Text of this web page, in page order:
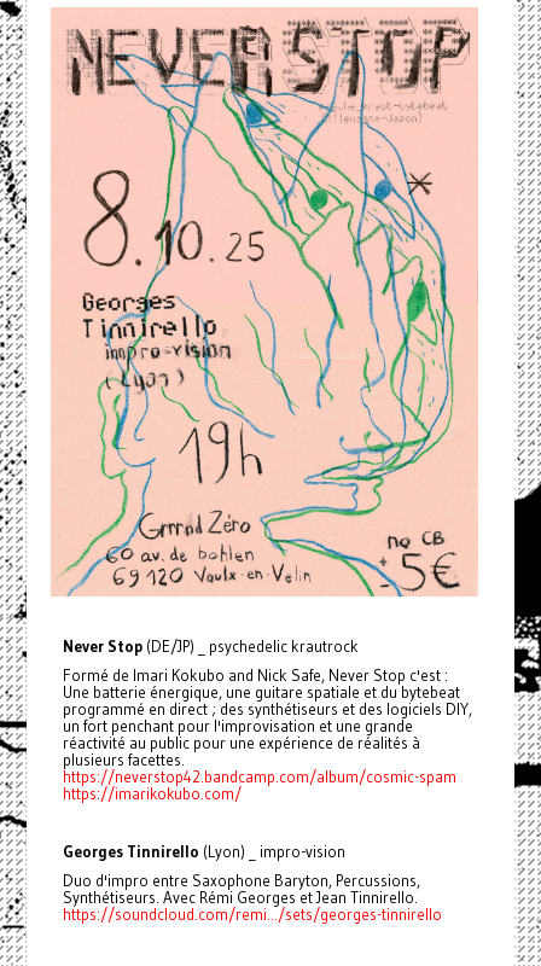
Never Stop(DE/JP) _ psychedelic krautrock
Formé de Imari Kokubo and Nick Safe, Never Stop c'est :
Une batterie énergique, une guitare spatiale et du bytebeat
programmé en direct ; des synthétiseurs et des logiciels DIY,
un fort penchant pour l'improvisation et une grande
réactivité au public pour une expérience de réalités à
plusieurs facettes.
https://neverstop42.bandcamp.com/album/cosmic-spam
https://imarikokubo.com/
Georges Tinnirello (Lyon) _ impro-vision
Duo d'impro entre Saxophone Baryton, Percussions,
Synthétiseurs. Avec Rémi Georges et Jean Tinnirello.
https://soundcloud.com/remi.../sets/georges-tinnirello